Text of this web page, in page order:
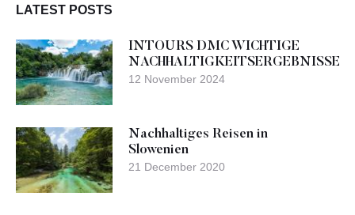
LATEST POSTS
INTOURS DMC WICHTIGE
NACHHALTIGKEITSERGEBNISSE
12 November 2024
Nachhaltiges Reisen in
Slowenien
21 December 2020